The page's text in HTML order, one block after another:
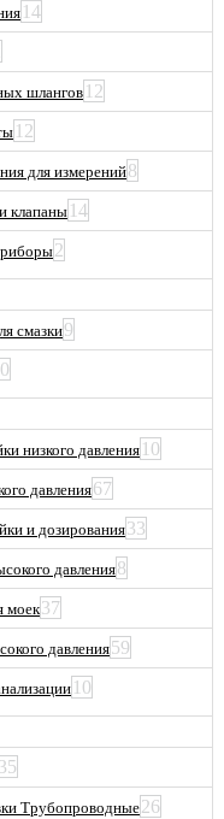
14
шлангов 12
12
для измерений8
клапаны 14
2
смазки9
низкого давления 10
давления67
и дозирования33
давления8
моек37
давления59
10
35
Трубопроводные26